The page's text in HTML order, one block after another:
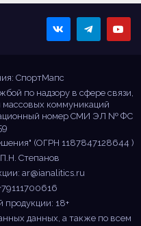
СпортМапс
по надзору в сфере связи,
коммуникаций
номер СМИ ЭЛ № ФС
(ОГРН 1187847128644 )
Степанов
ar@ianalitics.ru
18+
данных, а также по всем